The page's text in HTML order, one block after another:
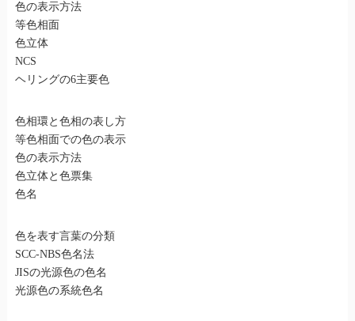
色の表示方法
等色相面
色立体
NCS
ヘリングの6主要色
色相環と色相の表し方
等色相面での色の表示
色の表示方法
色立体と色票集
色名
色を表す言葉の分類
SCC-NBS色名法
JISの光源色の色名
光源色の系統色名